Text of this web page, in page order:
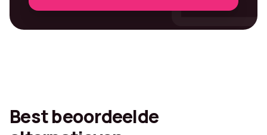
Best beoordeelde